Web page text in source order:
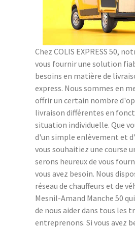
Chez COLIS EXPRESS 50,
vous fournir une solution
besoins en matière de
express. Nous sommes en
offrir un certain nombre
livraison différentes en
situation individuelle. Que
d'un simple enlèvement et
vous souhaitiez une course
serons heureux de vous
vous avez besoin. Nous
réseau de chauffeurs et de
Mesnil-Amand Manche 50
de nous aider dans tous les
entreprenons. Si vous avez